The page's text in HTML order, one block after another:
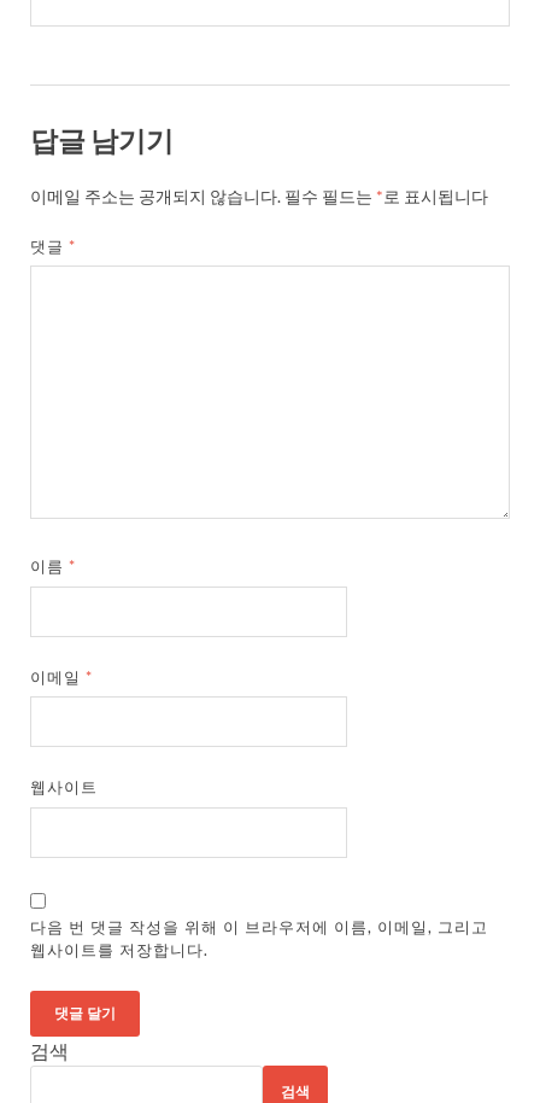
답글 남기기
이메일 주소는 공개되지 않습니다. 필수 필드는 *로 표시됩니다
댓글 *
이름 *
이메일 *
웹사이트
다음 번 댓글 작성을 위해 이 브라우저에 이름, 이메일, 그리고
웹사이트를 저장합니다.
검색
검색